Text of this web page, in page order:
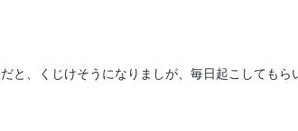
と、くじけそうになりましが、毎日起こしても